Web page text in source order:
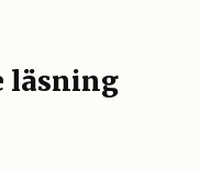
läsning